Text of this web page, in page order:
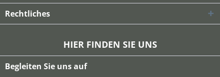
Rechtliches
HIER FINDEN SIE UNS
Begleiten Sie uns auf